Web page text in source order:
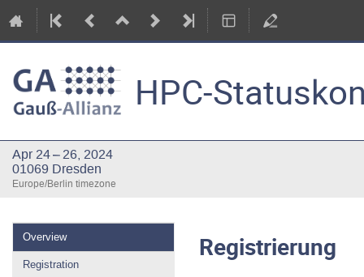
HPC-
Apr 24 – 26, 2024
01069 Dresden
Europe/Berlin timezone
Event
menu
Overview
Registration
Registrierung